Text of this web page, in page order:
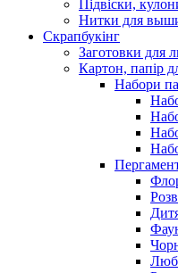
Підвіски,
Нитки для
Скрапбукінг
Заготовки для
Картон, папір
Набори